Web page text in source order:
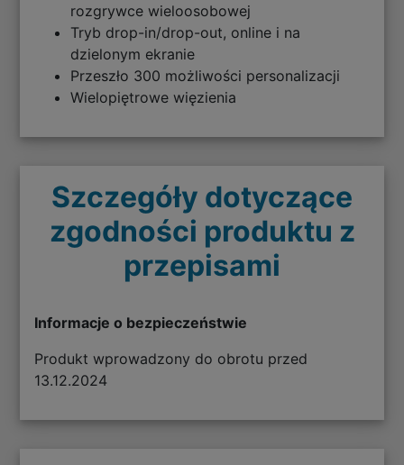
rozgrywce wieloosobowej
Tryb drop-in/drop-out, online i na
dzielonym ekranie
Przeszło 300 możliwości personalizacji
Wielopiętrowe więzienia
Szczegóły dotyczące
zgodności produktu z
przepisami
Informacje o bezpieczeństwie
Produkt wprowadzony do obrotu przed
13.12.2024